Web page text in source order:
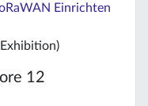
Einrichten
12